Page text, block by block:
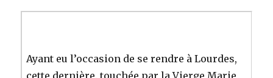
Ayant eu l’occasion de se rendre à Lourdes,